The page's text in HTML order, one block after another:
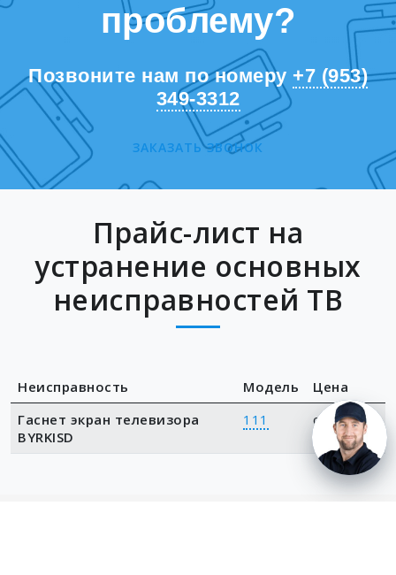
проблему?
Позвоните нам по номеру +7 (953)
349-3312
ЗАКАЗАТЬ ЗВОНОК
Прайс-лист на
устранение основных
неисправностей ТВ
Неисправность Модель
Цена
Гаснет экран телевизора
BYRKISD
111
от 1000
руб.